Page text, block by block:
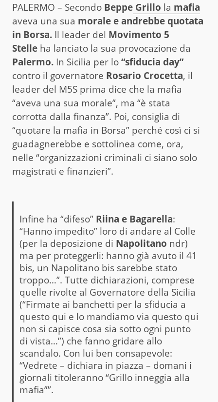
PALERMO – Secondo Beppe Grillo la mafia
aveva una sua morale e andrebbe quotata
in Borsa. Il leader del Movimento 5
Stelle ha lanciato la sua provocazione da
Palermo. In Sicilia per lo“sfiducia day”
contro il governatore Rosario Crocetta, il
leader del M5S prima dice che la mafia
“aveva una sua morale”, ma “è stata
corrotta dalla finanza”. Poi, consiglia di
“quotare la mafia in Borsa” perché così ci si
guadagnerebbe e sottolinea come, ora,
nelle “organizzazioni criminali ci siano solo
magistrati e finanzieri”.
Infine ha “difeso” Riina e Bagarella:
“Hanno impedito” loro di andare al Colle
(per la deposizione di Napolitano ndr)
ma per proteggerli: hanno già avuto il 41
bis, un Napolitano bis sarebbe stato
troppo…”. Tutte dichiarazioni, comprese
quelle rivolte al Governatore della Sicilia
(“Firmate ai banchetti per la sfiducia a
questo qui e lo mandiamo via questo qui
non si capisce cosa sia sotto ogni punto
di vista…”) che fanno gridare allo
scandalo. Con lui ben consapevole:
“Vedrete – dichiara in piazza – domani i
giornali titoleranno “Grillo inneggia alla
mafia””.